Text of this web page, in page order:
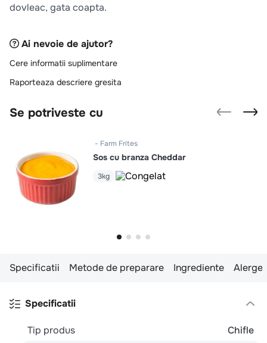
dovleac, gata coapta.
Ai nevoie de ajutor?
Cere informatii suplimentare
Raporteaza descriere gresita
Se potriveste cu
Farm Frites
Sos cu branza Cheddar
3kg
Specificatii Metode de preparare Ingrediente
Specificatii
Tip produs
Chifle